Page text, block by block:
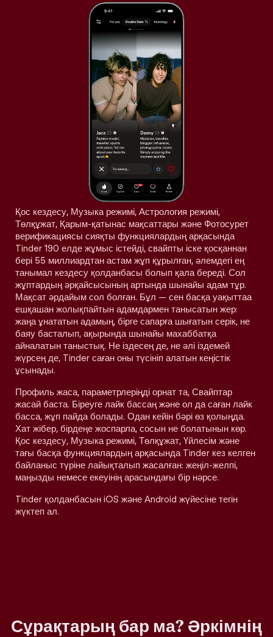
Қос кездесу, Музыка режимі, Астрология режимі,
Төлқұжат, Қарым-қатынас мақсаттары және Фотосурет
верификациясы сияқты функциялардың арқасында
Tinder 190 елде жұмыс істейді, свайпты іске қосқаннан
бері 55 миллиардтан астам жұп құрылған, әлемдегі ең
танымал кездесу қолданбасы болып қала береді. Сол
жұптардың әрқайсысының артында шынайы адам тұр.
Мақсат әрдайым сол болған. Бұл — сен басқа уақыттаа
ешқашан жолықпайтын адамдармен танысатын жер:
жаңа ұнататын адамың, бірге сапарға шығатын серік, не
баяу басталып, ақырында шынайы махаббатқа
айналатын таныстық. Не іздесең де, не әлі іздемей
жүрсең де, Tinder саған оны түсініп алатын кеңістік
ұсынады.
Профиль жаса, параметрлеріңді орнат та, Свайптар
жасай баста. Біреуге лайк бассаң және ол да саған лайк
басса, жұп пайда болады. Одан кейін бәрі өз қолыңда.
Хат жібер, бірдеңе жоспарла, сосын не болатынын көр.
Қос кездесу, Музыка режимі, Төлқұжат, Үйлесім және
тағы басқа функциялардың арқасында Tinder кез келген
байланыс түріне лайықталып жасалған: жеңіл-желпі,
маңызды немесе екеуінің арасындағы бір нәрсе.
Tinder қолданбасын iOS және Android жүйесіне тегін
жүктеп ал.
Сұрақтарың бар ма? Әркімнің